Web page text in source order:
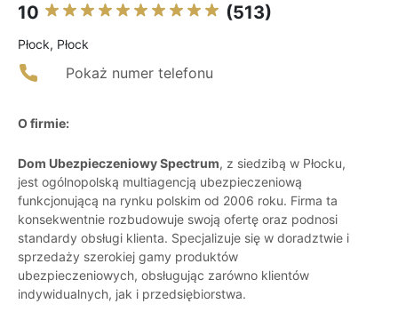
10 (513)
Płock, Płock
Pokaż numer telefonu
O firmie:
Dom Ubezpieczeniowy Spectrum, z siedzibą w Płocku,
jest ogólnopolską multiagencją ubezpieczeniową
funkcjonującą na rynku polskim od 2006 roku. Firma ta
konsekwentnie rozbudowuje swoją ofertę oraz podnosi
standardy obsługi klienta. Specjalizuje się w doradztwie i
sprzedaży szerokiej gamy produktów
ubezpieczeniowych, obsługując zarówno klientów
indywidualnych, jak i przedsiębiorstwa.